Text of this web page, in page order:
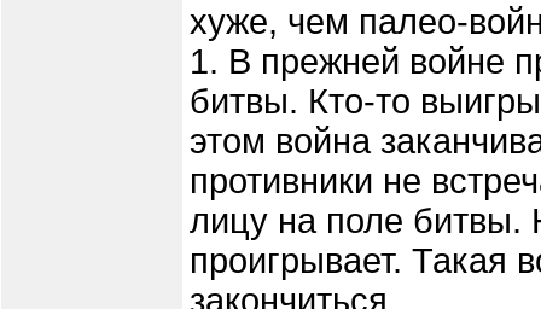
хуже, чем палео-
1. В прежней войне
битвы. Кто-то
этом война
противники не
лицу на поле битвы.
проигрывает. Такая
закончиться.